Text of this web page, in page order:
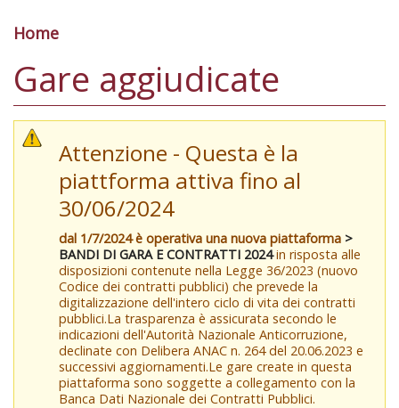
Tu sei qui
Home
Gare aggiudicate
Attenzione - Questa è la
piattforma attiva fino al
30/06/2024
dal 1/7/2024 è operativa una nuova piattaforma >
BANDI DI GARA E CONTRATTI 2024in risposta alle
disposizioni contenute nella Legge 36/2023 (nuovo
Codice dei contratti pubblici) che prevede la
digitalizzazione dell'intero ciclo di vita dei contratti
pubblici.La trasparenza è assicurata secondo le
indicazioni dell'Autorità Nazionale Anticorruzione,
declinate con Delibera ANAC n. 264 del 20.06.2023 e
successivi aggiornamenti.Le gare create in questa
piattaforma sono soggette a collegamento con la
Banca Dati Nazionale dei Contratti Pubblici.